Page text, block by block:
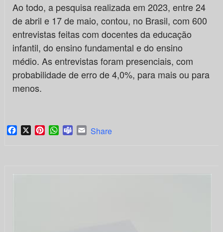
Ao todo, a pesquisa realizada em 2023, entre 24
de abril e 17 de maio, contou, no Brasil, com 600
entrevistas feitas com docentes da educação
infantil, do ensino fundamental e do ensino
médio. As entrevistas foram presenciais, com
probabilidade de erro de 4,0%, para mais ou para
menos.
Facebook
X PinterestWhatsApp
TeamsEmail
Share